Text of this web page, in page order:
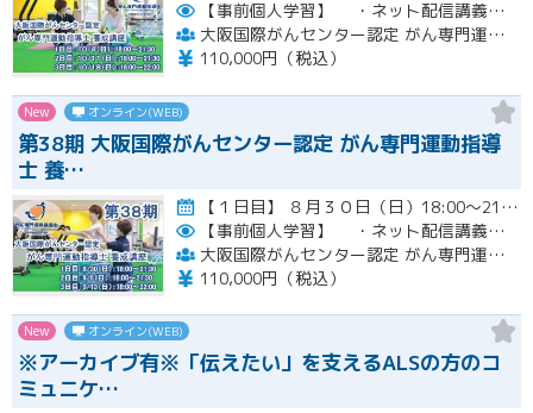
【事前個人学習】
・ネット配信講義の動画ＵＲＬをお知らせします。
大阪国際がんセンター認定 がん専門運動指導士 事務局
110,000円（税込）
New オンライン(WEB)
第38期 大阪国際がんセンター認定 がん専門運動指導
士 養…
【１日目】 ８月３０日（日）18:00～21:30 ［ 集合学習の内容 ］ ① 開講式 ② カウンセリングの実…開催
【事前個人学習】
・ネット配信講義の動画ＵＲＬをお知らせします。
大阪国際がんセンター認定 がん専門運動指導士 事務局
110,000円（税込）
New オンライン(WEB)
※アーカイブ有※「伝えたい」を支えるALSの方のコ
ミュニケ…